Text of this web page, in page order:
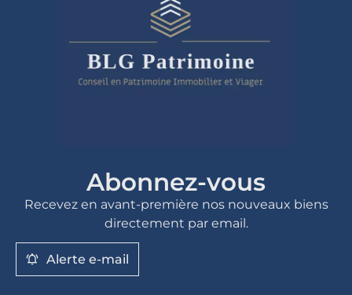
Abonnez-vous
Recevez en avant-première nos nouveaux biens
directement par email.
Alerte e-mail